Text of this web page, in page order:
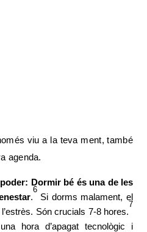
viu a la teva ment, també
agenda.
Dormir bé és una de les
.
6
Si dorms malament, el
Són crucials 7-8 hores.
7
hora d’apagat tecnològic i